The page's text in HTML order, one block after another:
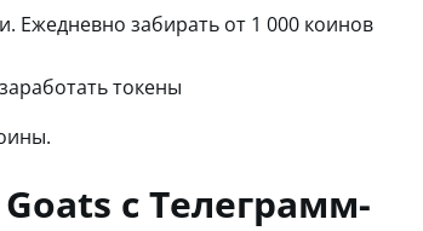
Ежедневно забирать от 1 000 коинов
токены
с Телеграмм-